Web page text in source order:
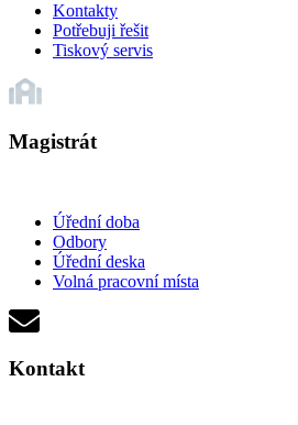
Kontakty
Potřebuji řešit
Tiskový servis
Magistrát
Úřední doba
Odbory
Úřední deska
Volná pracovní místa
Kontakt